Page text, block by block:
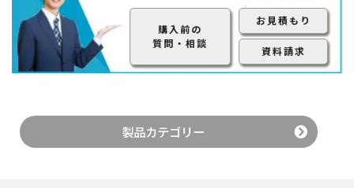
購入前の
質問・相談
お見積もり
資料請求
製品カテゴリー